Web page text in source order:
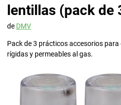
lentillas (pack de
de DMV
Pack de 3 prácticos accesorios
rígidas y permeables al gas.